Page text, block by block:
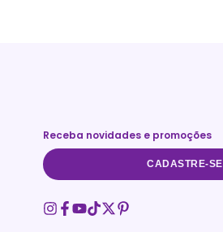
Receba novidades e promoções
CADASTRE-SE